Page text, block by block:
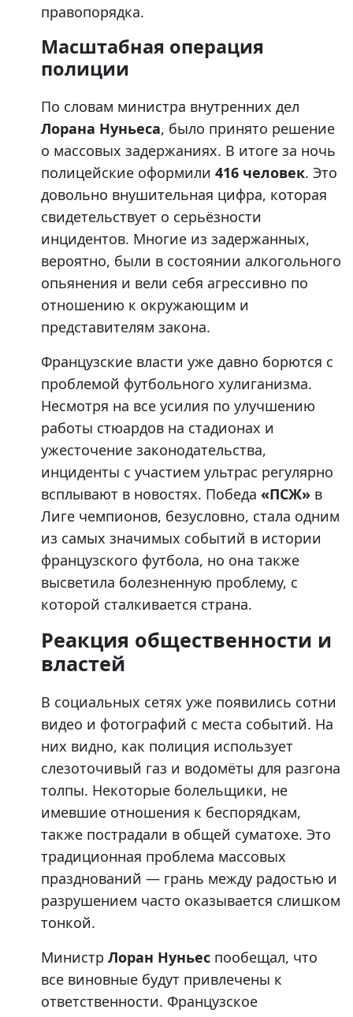
правопорядка.
Масштабная операция
полиции
По словам министра внутренних дел
Лорана Нуньеса, было принято решение
о массовых задержаниях. В итоге за ночь
полицейские оформили 416 человек. Это
довольно внушительная цифра, которая
свидетельствует о серьёзности
инцидентов. Многие из задержанных,
вероятно, были в состоянии алкогольного
опьянения и вели себя агрессивно по
отношению к окружающим и
представителям закона.
Французские власти уже давно борются с
проблемой футбольного хулиганизма.
Несмотря на все усилия по улучшению
работы стюардов на стадионах и
ужесточение законодательства,
инциденты с участием ультрас регулярно
всплывают в новостях. Победа «ПСЖ» в
Лиге чемпионов, безусловно, стала одним
из самых значимых событий в истории
французского футбола, но она также
высветила болезненную проблему, с
которой сталкивается страна.
Реакция общественности и
властей
В социальных сетях уже появились сотни
видео и фотографий с места событий. На
них видно, как полиция использует
слезоточивый газ и водомёты для разгона
толпы. Некоторые болельщики, не
имевшие отношения к беспорядкам,
также пострадали в общей суматохе. Это
традиционная проблема массовых
празднований — грань между радостью и
разрушением часто оказывается слишком
тонкой.
Министр Лоран Нуньес пообещал, что
все виновные будут привлечены к
ответственности. Французское